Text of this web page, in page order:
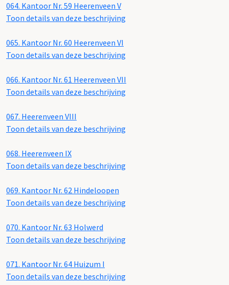
064. Kantoor Nr. 59 Heerenveen V
Toon details van deze beschrijving
065. Kantoor Nr. 60 Heerenveen VI
Toon details van deze beschrijving
066. Kantoor Nr. 61 Heerenveen VII
Toon details van deze beschrijving
067. Heerenveen VIII
Toon details van deze beschrijving
068. Heerenveen IX
Toon details van deze beschrijving
069. Kantoor Nr. 62 Hindeloopen
Toon details van deze beschrijving
070. Kantoor Nr. 63 Holwerd
Toon details van deze beschrijving
071. Kantoor Nr. 64 Huizum I
Toon details van deze beschrijving